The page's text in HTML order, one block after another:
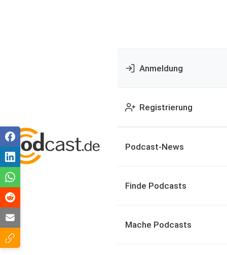
Anmeldung
Registrierung
Podcast-News
Finde Podcasts
Mache Podcasts